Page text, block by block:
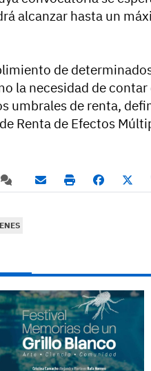
alcanzar hasta un
de
la necesidad de
umbrales de renta,
Renta de Efectos